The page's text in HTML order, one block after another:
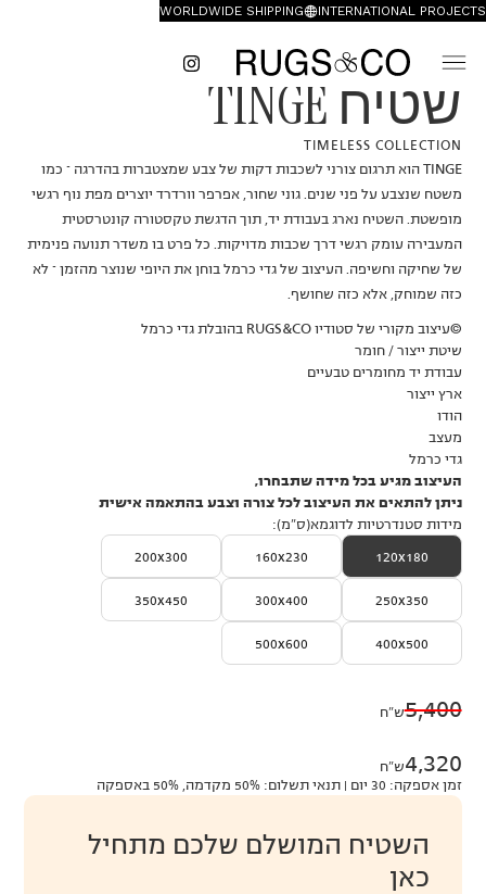
INTERNATIONAL PROJECTS
WORLDWIDE SHIPPING
שטיח TINGE
TIMELESS COLLECTION
TINGE הוא תרגום צורני לשכבות דקות של צבע שמצטברות בהדרגה – כמו
משטח שנצבע על פני שנים. גוני שחור, אפרפר וורדרד יוצרים מפת נוף רגשי
מופשטת. השטיח נארג בעבודת יד, תוך הדגשת טקסטורה קונטרסטית
המעבירה עומק רגשי דרך שכבות מדויקות. כל פרט בו משדר תנועה פנימית
של שחיקה וחשיפה. העיצוב של גדי כרמל בוחן את היופי שנוצר מהזמן – לא
כזה שמוחק, אלא כזה שחושף.
©עיצוב מקורי של סטודיו RUGS&CO בהובלת גדי כרמל
שיטת ייצור / חומר
עבודת יד מחומרים טבעיים
ארץ ייצור
הודו
מעצב
גדי כרמל
העיצוב מגיע בכל מידה שתבחרו,
ניתן להתאים את העיצוב לכל צורה וצבע בהתאמה אישית
מידות סטנדרטיות לדוגמא(ס״מ):
120x180
160x230
200x300
250x350
300x400
350x450
400x500
500x600
5,400ש״ח
4,320ש״ח
זמן אספקה: 30 יום | תנאי תשלום: 50% מקדמה, 50% באספקה
השטיח המושלם שלכם מתחיל
כאן